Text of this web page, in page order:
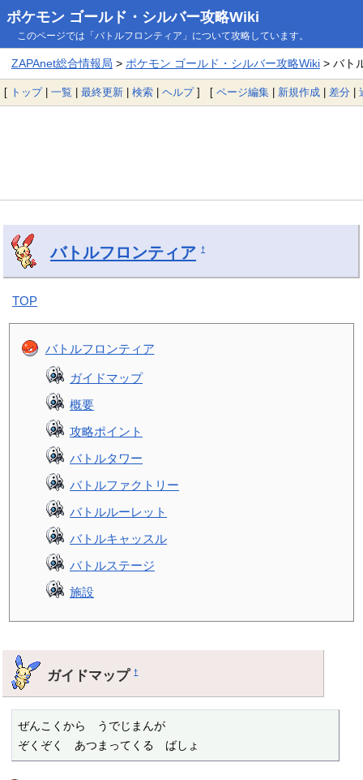
ポケモン ゴールド・シルバー攻略Wiki
このページでは「バトルフロンティア」について攻略しています。
ZAPAnet総合情報局 > ポケモン ゴールド・シルバー攻略Wiki> バト
[ トップ| 一覧 | 最終更新 | 検索 | ヘルプ] [ ページ編集 | 新規作成 | 差分 |
バトルフロンティア †
TOP
バトルフロンティア
ガイドマップ
概要
攻略ポイント
バトルタワー
バトルファクトリー
バトルルーレット
バトルキャッスル
バトルステージ
施設
ガイドマップ†
ぜんこくから　うでじまんが
ぞくぞく　あつまってくる　ばしょ